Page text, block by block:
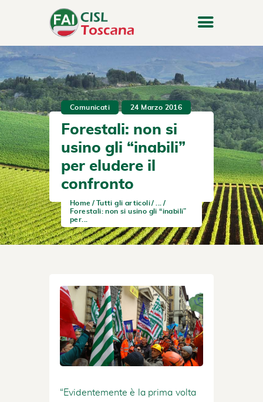
Comunicati 24 Marzo 2016
Forestali: non si
usino gli “inabili”
per eludere il
confronto
Home Tutti gli articoli
Forestali: non si usino gli “inabili”
per...
“Evidentemente è la prima volta